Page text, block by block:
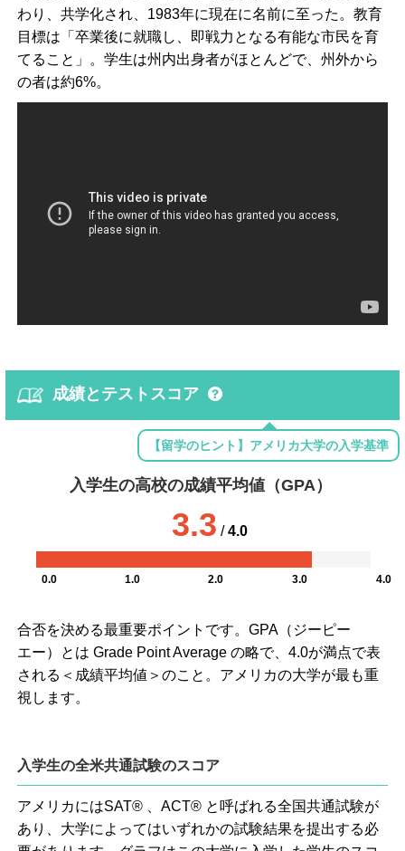
わり、共学化され、1983年に現在に名前に至った。教育
目標は「卒業後に就職し、即戦力となる有能な市民を育
てること」。学生は州内出身者がほとんどで、州外から
の者は約6%。
成績とテストスコア
【留学のヒント】アメリカ大学の入学基準
入学生の高校の成績平均値（GPA）
3.3 /4.0
0.0 1.0 2.0 3.0 4.0
合否を決める最重要ポイントです。GPA（ジーピー
エー）とは Grade Point Average の略で、4.0が満点で表
される＜成績平均値＞のこと。アメリカの大学が最も重
視します。
入学生の全米共通試験のスコア
アメリカにはSAT® 、ACT® と呼ばれる全国共通試験が
あり、大学によってはいずれかの試験結果を提出する必